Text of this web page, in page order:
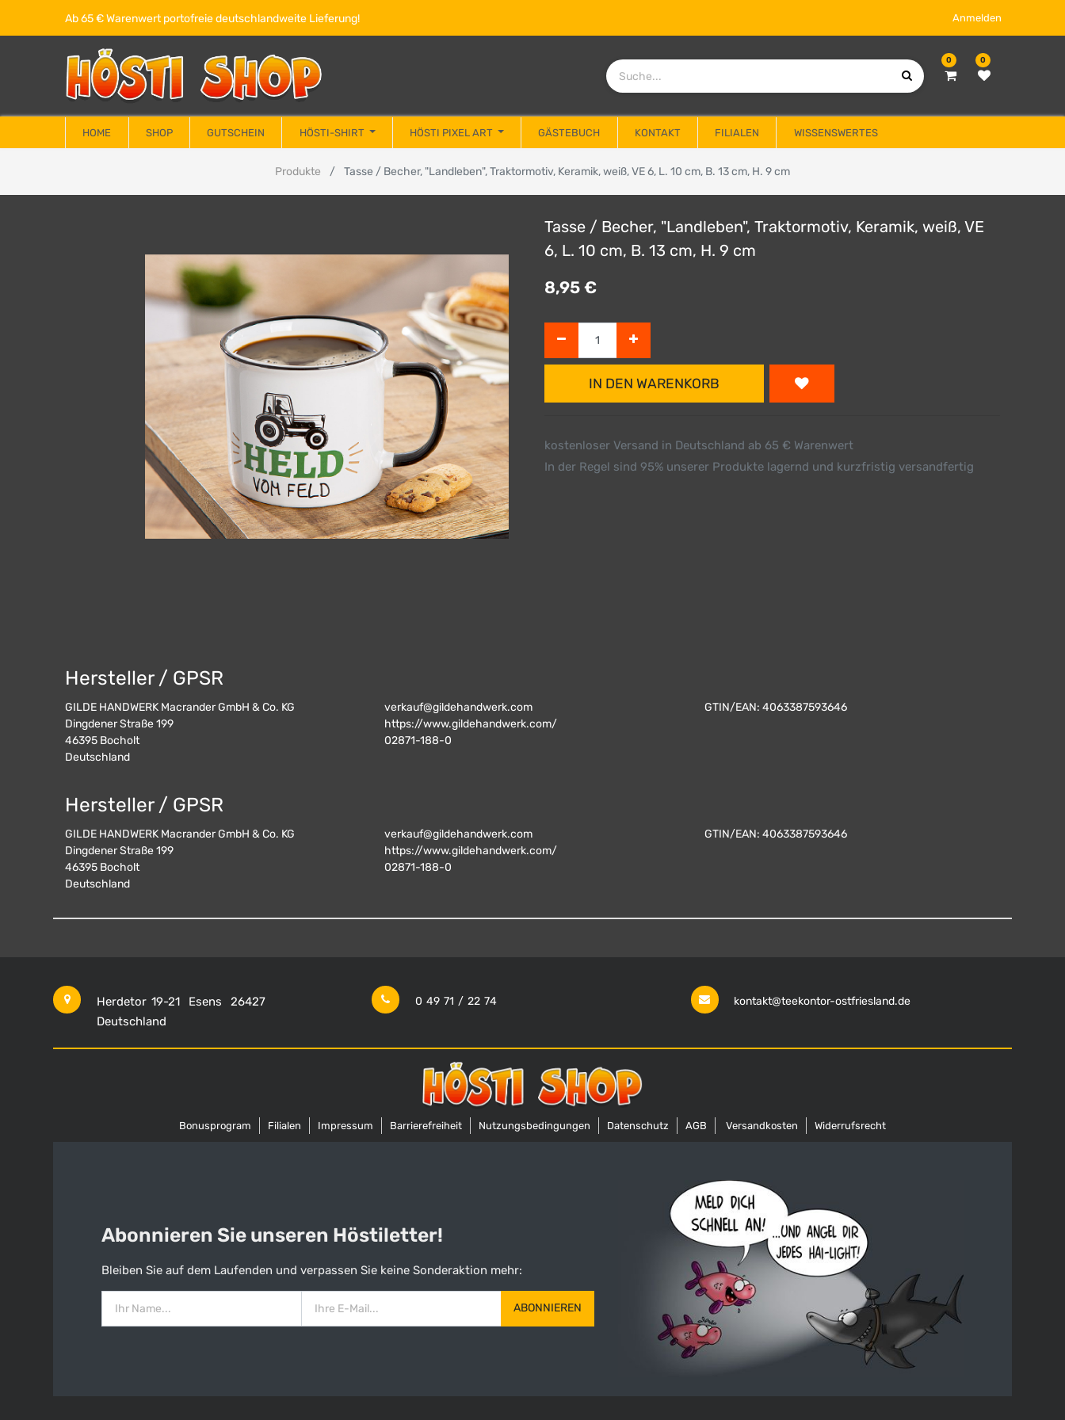
Ab 65 € Warenwert portofreie deutschlandweite Lieferung! Anmelden
0 0
HOME SHOP GUTSCHEIN HÖSTI-SHIRT HÖSTI PIXEL ART GÄSTEBUCH KONTAKT FILIALEN WISSENSWERTES
Produkte Tasse / Becher, "Landleben", Traktormotiv, Keramik, weiß, VE 6, L. 10 cm, B. 13 cm, H. 9 cm
Tasse / Becher, "Landleben", Traktormotiv, Keramik, weiß, VE
6, L. 10 cm, B. 13 cm, H. 9 cm
8,95 €
IN DEN WARENKORB
kostenloser Versand in Deutschland ab 65 € Warenwert
In der Regel sind 95% unserer Produkte lagernd und kurzfristig versandfertig
Hersteller / GPSR
GILDE HANDWERK Macrander GmbH & Co. KG
Dingdener Straße 199
46395 Bocholt
Deutschland
verkauf@gildehandwerk.com
https://www.gildehandwerk.com/
02871-188-0
GTIN/EAN: 4063387593646
Hersteller / GPSR
GILDE HANDWERK Macrander GmbH & Co. KG
Dingdener Straße 199
46395 Bocholt
Deutschland
verkauf@gildehandwerk.com
https://www.gildehandwerk.com/
02871-188-0
GTIN/EAN: 4063387593646
Herdetor 19-21 Esens
26427
Deutschland
0 49 71 / 22 74 kontakt@teekontor-ostfriesland.de
Bonusprogram Filialen Impressum Barrierefreiheit Nutzungsbedingungen Datenschutz AGB Versandkosten Widerrufsrecht
Abonnieren Sie unseren Höstiletter!
Bleiben Sie auf dem Laufenden und verpassen Sie keine Sonderaktion mehr:
ABONNIEREN